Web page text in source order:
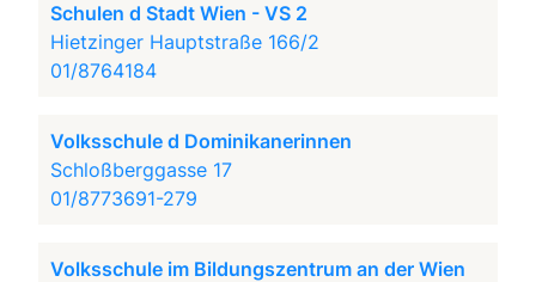
Schulen d Stadt Wien - VS 2
Hietzinger Hauptstraße 166/2
01/8764184
Volksschule d Dominikanerinnen
Schloßberggasse 17
01/8773691-279
Volksschule im Bildungszentrum an der Wien